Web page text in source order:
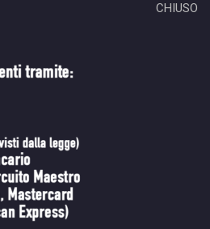
CHIUSO